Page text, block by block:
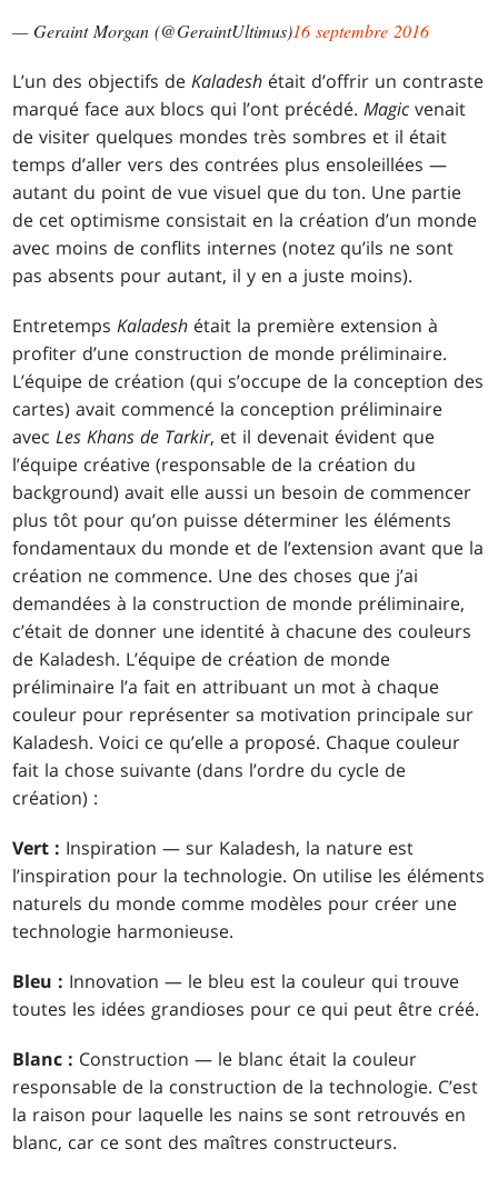
— Geraint Morgan (@GeraintUltimus)16 septembre 2016
L’un des objectifs deKaladesh était d’offrir un contraste
marqué face aux blocs qui l’ont précédé.Magic venait
de visiter quelques mondes très sombres et il était
temps d’aller vers des contrées plus ensoleillées —
autant du point de vue visuel que du ton. Une partie
de cet optimisme consistait en la création d’un monde
avec moins de conflits internes (notez qu’ils ne sont
pas absents pour autant, il y en a juste moins).
EntretempsKaladesh était la première extension à
profiter d’une construction de monde préliminaire.
L’équipe de création (qui s’occupe de la conception des
cartes) avait commencé la conception préliminaire
avecLes Khans de Tarkir, et il devenait évident que
l’équipe créative (responsable de la création du
background) avait elle aussi un besoin de commencer
plus tôt pour qu’on puisse déterminer les éléments
fondamentaux du monde et de l’extension avant que la
création ne commence. Une des choses que j’ai
demandées à la construction de monde préliminaire,
c’était de donner une identité à chacune des couleurs
de Kaladesh. L’équipe de création de monde
préliminaire l’a fait en attribuant un mot à chaque
couleur pour représenter sa motivation principale sur
Kaladesh. Voici ce qu’elle a proposé. Chaque couleur
fait la chose suivante (dans l’ordre du cycle de
création) :
Vert : Inspiration — sur Kaladesh, la nature est
l’inspiration pour la technologie. On utilise les éléments
naturels du monde comme modèles pour créer une
technologie harmonieuse.
Bleu : Innovation — le bleu est la couleur qui trouve
toutes les idées grandioses pour ce qui peut être créé.
Blanc : Construction — le blanc était la couleur
responsable de la construction de la technologie. C’est
la raison pour laquelle les nains se sont retrouvés en
blanc, car ce sont des maîtres constructeurs.